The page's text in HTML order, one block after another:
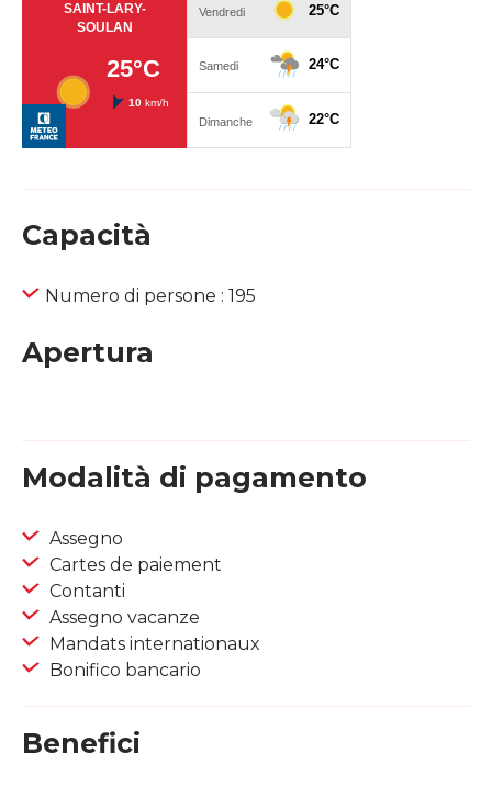
Capacità
Numero di persone : 195
Apertura
Modalità di pagamento
Assegno
Cartes de paiement
Contanti
Assegno vacanze
Mandats internationaux
Bonifico bancario
Benefici